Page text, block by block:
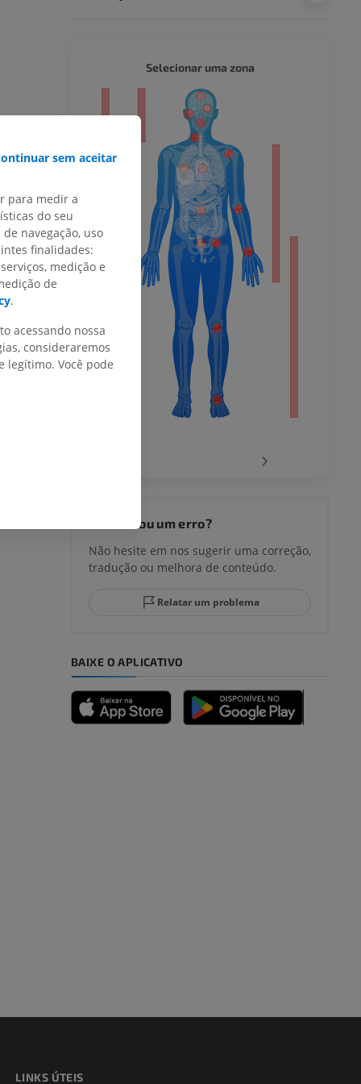
inferior
do
Selecionar uma zona
›
Encontrou um erro?
Não hesite em nos sugerir uma correção,
tradução ou melhora de conteúdo.
Relatar um problema
BAIXE O APLICATIVO
LINKS ÚTEIS
sem aceitar
para medir a
do seu
navegação, uso
finalidades:
medição e
de
.
acessando nossa
consideraremos
legítimo. Você pode